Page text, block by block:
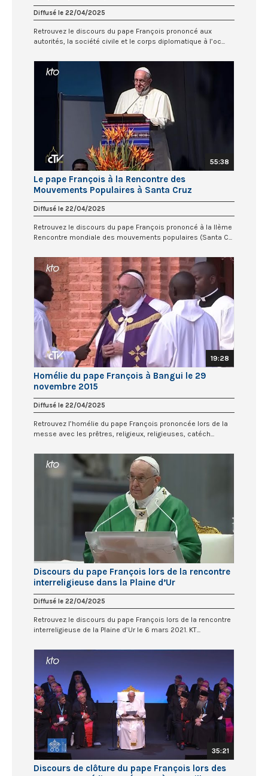
Diffusé le 22/04/2025
Retrouvez le discours du pape François prononcé aux
autorités, la société civile et le corps diplomatique à l’oc...
55:38
Le pape François à la Rencontre des
Mouvements Populaires à Santa Cruz
(09/07/2015)
Diffusé le 22/04/2025
Retrouvez le discours du pape François prononcé à la IIème
Rencontre mondiale des mouvements populaires (Santa C...
19:28
Homélie du pape François à Bangui le 29
novembre 2015
Diffusé le 22/04/2025
Retrouvez l’homélie du pape François prononcée lors de la
messe avec les prêtres, religieux, religieuses, catéch...
Discours du pape François lors de la rencontre
interreligieuse dans la Plaine d’Ur
Diffusé le 22/04/2025
Retrouvez le discours du pape François lors de la rencontre
interreligieuse de la Plaine d’Ur le 6 mars 2021. KT...
35:21
Discours de clôture du pape François lors des